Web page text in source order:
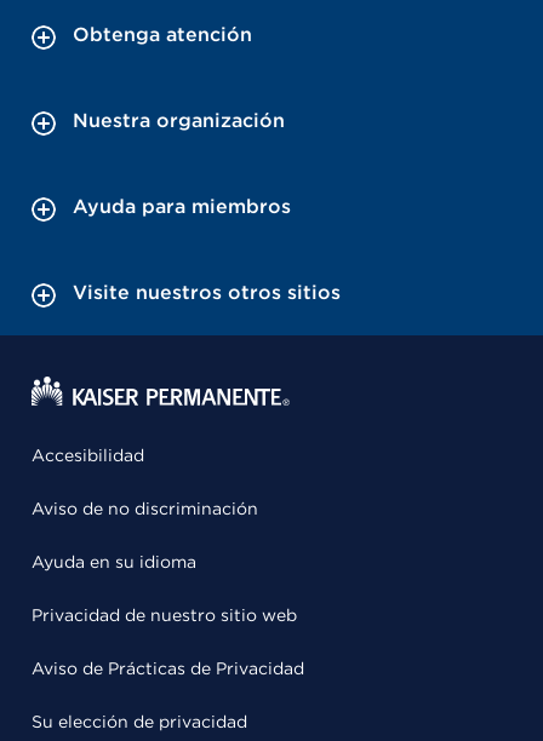
Obtenga atención
Nuestra organización
Ayuda para miembros
Visite nuestros otros sitios
Accesibilidad
Aviso de no discriminación
Ayuda en su idioma
Privacidad de nuestro sitio web
Aviso de Prácticas de Privacidad
Su elección de privacidad